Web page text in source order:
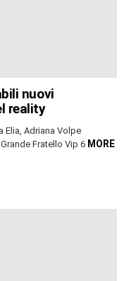
nuovi
reality
Elia, Adriana Volpe
Fratello Vip 6 MORE